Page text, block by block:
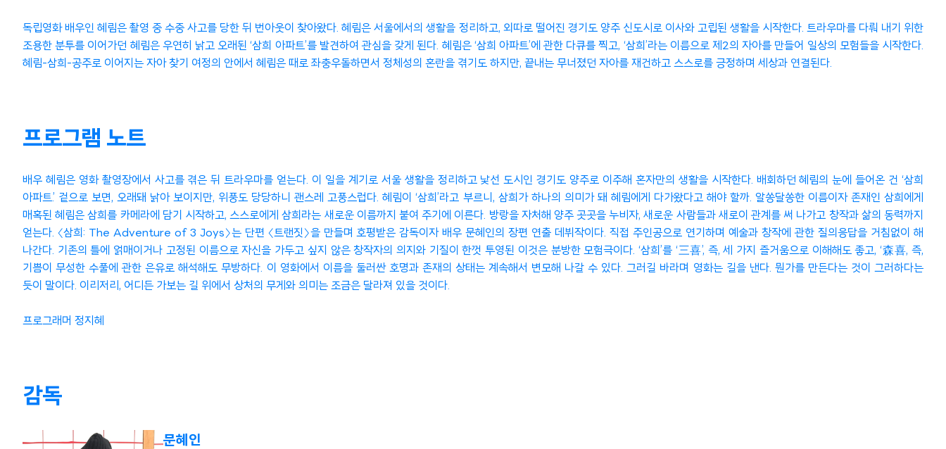
독립영화 배우인 혜림은 촬영 중 수중 사고를 당한 뒤 번아웃이 찾아왔다. 혜림은 서울에서의 생활을 정리하고, 외따로 떨어진 경기도 양주 신도시로 이사와 고립된 생활을 시작한다. 트라우마를 다뤄 내기 위한
조용한 분투를 이어가던 혜림은 우연히 낡고 오래된 ‘삼희 아파트’를 발견하여 관심을 갖게 된다. 혜림은 ‘삼희 아파트’에 관한 다큐를 찍고, ‘삼희’라는 이름으로 제2의 자아를 만들어 일상의 모험들을 시작한다.
혜림-삼희-공주로 이어지는 자아 찾기 여정의 안에서 혜림은 때로 좌충우돌하면서 정체성의 혼란을 겪기도 하지만, 끝내는 무너졌던 자아를 재건하고 스스로를 긍정하며 세상과 연결된다.
프로그램 노트
배우 혜림은 영화 촬영장에서 사고를 겪은 뒤 트라우마를 얻는다. 이 일을 계기로 서울 생활을 정리하고 낯선 도시인 경기도 양주로 이주해 혼자만의 생활을 시작한다. 배회하던 혜림의 눈에 들어온 건 ‘삼희
아파트.’ 겉으로 보면, 오래돼 낡아 보이지만, 위풍도 당당하니 괜스레 고풍스럽다. 혜림이 ‘삼희’라고 부르니, 삼희가 하나의 의미가 돼 혜림에게 다가왔다고 해야 할까. 알쏭달쏭한 이름이자 존재인 삼희에게
매혹된 혜림은 삼희를 카메라에 담기 시작하고, 스스로에게 삼희라는 새로운 이름까지 붙여 주기에 이른다. 방랑을 자처해 양주 곳곳을 누비자, 새로운 사람들과 새로이 관계를 써 나가고 창작과 삶의 동력까지
얻는다. 〈삼희: The Adventure of 3 Joys〉는 단편 〈트랜짓〉을 만들며 호평받은 감독이자 배우 문혜인의 장편 연출 데뷔작이다. 직접 주인공으로 연기하며 예술과 창작에 관한 질의응답을 거침없이 해
나간다. 기존의 틀에 얽매이거나 고정된 이름으로 자신을 가두고 싶지 않은 창작자의 의지와 기질이 한껏 투영된 이것은 분방한 모험극이다. ‘삼희’를 ‘三喜’, 즉, 세 가지 즐거움으로 이해해도 좋고, ‘森喜, 즉,
기쁨이 무성한 수풀에 관한 은유로 해석해도 무방하다. 이 영화에서 이름을 둘러싼 호명과 존재의 상태는 계속해서 변모해 나갈 수 있다. 그러길 바라며 영화는 길을 낸다. 뭔가를 만든다는 것이 그러하다는
듯이 말이다. 이리저리, 어디든 가보는 길 위에서 상처의 무게와 의미는 조금은 달라져 있을 것이다.
프로그래머 정지혜
감독
문혜인